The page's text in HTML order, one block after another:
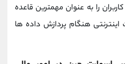
را به عنوان مهمترین قاعده
اینترنتی هنگام پردازش داده ها